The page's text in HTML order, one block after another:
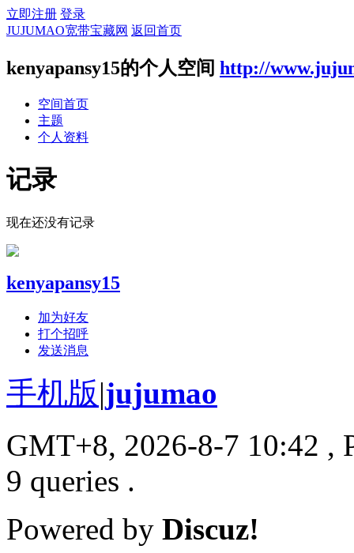
立即注册 登录
JUJUMAO宽带宝藏网 返回首页
kenyapansy15的个人空间 http://
空间首页
主题
个人资料
记录
现在还没有记录
kenyapansy15
加为好友
打个招呼
发送消息
手机版|jujumao
GMT+8, 2026-8-7 10:42 ,
9 queries .
Powered by Discuz!